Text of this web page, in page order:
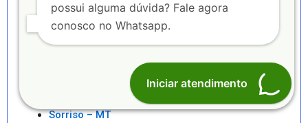
Serra – ES
Serrinha – BA
Sete Lagoas – MG
Sorriso – MT
possui alguma dúvida? Fale agora
conosco no Whatsapp.
Iniciar atendimento